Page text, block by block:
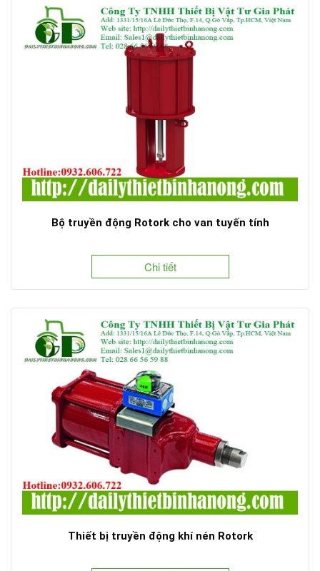
Bộ truyền động Rotork cho van tuyến tính
Chi tiết
Thiết bị truyền động khí nén Rotork